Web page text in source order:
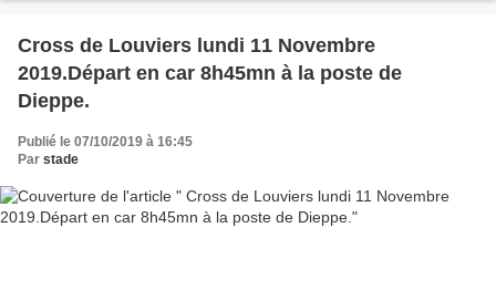
Cross de Louviers lundi 11 Novembre
2019.Départ en car 8h45mn à la poste de
Dieppe.
Publié le 07/10/2019 à 16:45
Par stade